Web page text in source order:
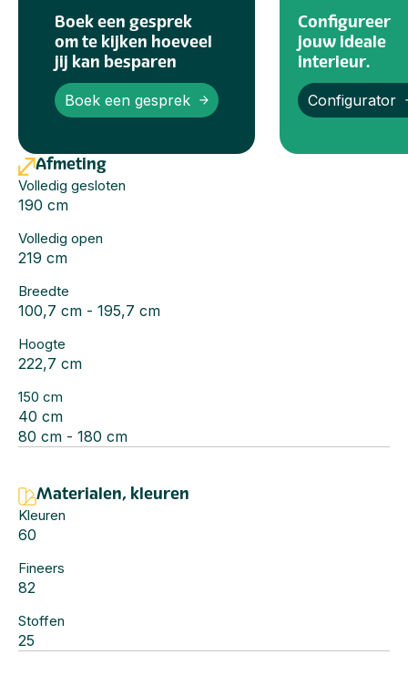
Boek een gesprek
om te kijken hoeveel
jij kan besparen
Boek een gesprek
Configureer
jouw ideale
interieur.
Configurator
Afmeting
Volledig gesloten
190 cm
Volledig open
219 cm
Breedte
100,7 cm - 195,7 cm
Hoogte
222,7 cm
150 cm
40 cm
80 cm - 180 cm
Materialen, kleuren
Kleuren
60
Fineers
82
Stoffen
25